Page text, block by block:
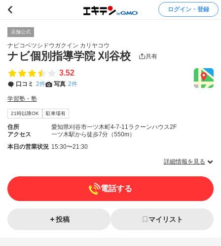
ログイン・登録
店舗公式
ナビコベツシドウガクイン カリヤコウ
ナビ個別指導学院 刈谷校 共有
3.52
口コミ 2件 写真 2件
学習塾・塾
21時以降OK 駐車場有
住所
愛知県刈谷市一ツ木町4-7-11ラクーンハウス2F
アクセス
一ツ木駅から徒歩7分（550m）
本日の営業状況 15:30〜21:30
詳細情報を見る
電話する
投稿 マイリスト